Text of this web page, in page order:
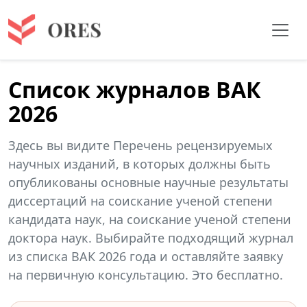
Список журналов ВАК
2026
Здесь вы видите Перечень рецензируемых
научных изданий, в которых должны быть
опубликованы основные научные результаты
диссертаций на соискание ученой степени
кандидата наук, на соискание ученой степени
доктора наук. Выбирайте подходящий журнал
из списка ВАК 2026 года и оставляйте заявку
на первичную консультацию. Это бесплатно.